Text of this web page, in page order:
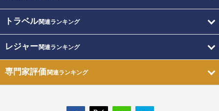
トラベル関連ランキング
レジャー関連ランキング
専門家評価関連ランキング